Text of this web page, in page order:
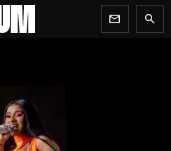
newsletter search